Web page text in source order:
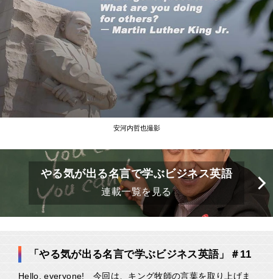
安河内哲也撮影
やる気が出る名言で学ぶビジネス英語
連載一覧を見る
「やる気が出る名言で学ぶビジネス英語」＃11
Hello, everyone! 今回は、キング牧師の言葉を取り上げま